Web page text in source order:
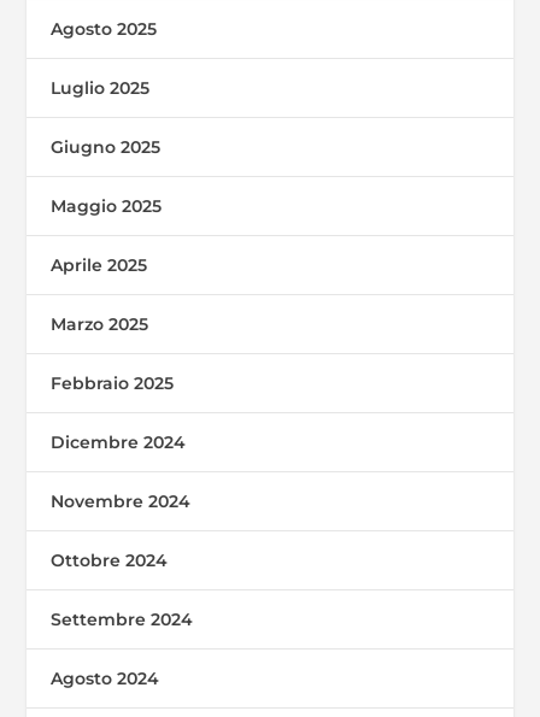
Agosto 2025
Luglio 2025
Giugno 2025
Maggio 2025
Aprile 2025
Marzo 2025
Febbraio 2025
Dicembre 2024
Novembre 2024
Ottobre 2024
Settembre 2024
Agosto 2024